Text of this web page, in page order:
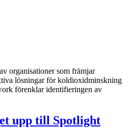
organisationer som främjar
lösningar för koldioxidminskning
förenklar identifieringen av
upp till Spotlight